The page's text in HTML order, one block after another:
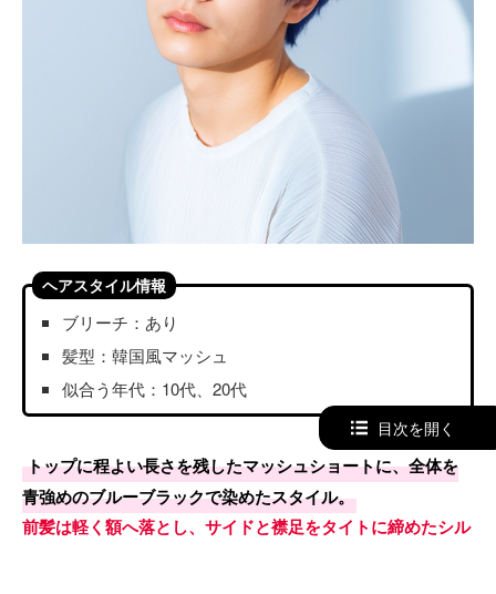
ヘアスタイル情報
ブリーチ：あり
髪型：韓国風マッシュ
似合う年代：10代、20代
トップに程よい長さを残したマッシュショートに、全体を
青強めのブルーブラックで染めたスタイル。
前髪は軽く額へ落とし、サイドと襟足をタイトに締めたシル
目次を開く